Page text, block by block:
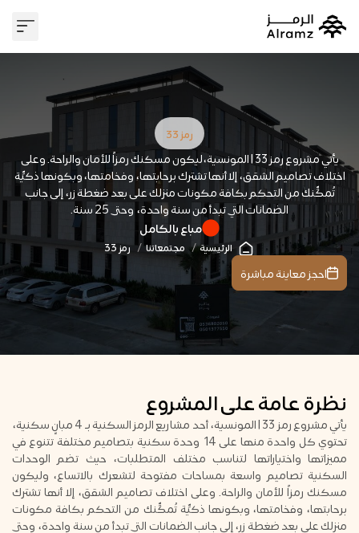
رمز 33
يأتي مشروع رمز 33 | المونسية،ليكون مسكنك رمزاً للأمان والراحة. وعلى
اختلاف تصاميم الشقق، إلا أنها تشترك برحابتها، وفخامتها، وبكونها ذكيِّة
تُمكِّنك من التحكم بكافة مكونات منزلك على بعد ضغطة زر، إلى جانب
الضمانات التي تبدأ من سنة واحدة، وحتى 25 سنة.
مباع بالكامل
الرئيسية مجتمعاتنا رمز 33
احجز معاينة مباشرة
نظرة عامة على المشروع
يأتي مشروع رمز 33 | المونسية، أحد مشاريع الرمز السكنية بـ 4 مبانٍ سكنية،
تحتوي كل واحدة منها على 14 وحدة سكنية بتصاميم مختلفة تتنوع في
مميزاتها واختياراتها لتناسب مختلف المتطلبات، حيث تضم الوحدات
السكنية تصاميم واسعة بمساحات مفتوحة لتشعرك بالاتساع، وليكون
مسكنك رمزاً للأمان والراحة. وعلى اختلاف تصاميم الشقق، إلا أنها تشترك
برحابتها، وفخامتها، وبكونها ذكيِّة تُمكِّنك من التحكم بكافة مكونات
منزلك على بعد ضغطة زر، إلى جانب الضمانات التي تبدأ من سنة واحدة، وحتى